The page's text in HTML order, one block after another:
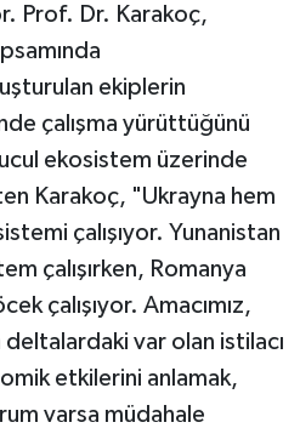
Prof. Dr. Karakoç,
ekiplerin
çalışma yürüttüğünü
ekosistem üzerinde
Karakoç, "Ukrayna hem
çalışıyor. Yunanistan
çalışırken, Romanya
çalışıyor. Amacımız,
var olan istilacı
etkilerini anlamak,
varsa müdahale